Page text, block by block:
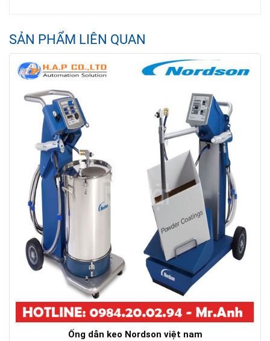
SẢN PHẨM LIÊN QUAN
Ống dẫn keo Nordson việt nam